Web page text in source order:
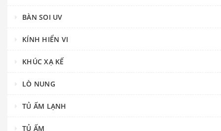
BÀN SOI UV
KÍNH HIỂN VI
KHÚC XẠ KẾ
LÒ NUNG
TỦ ẤM LẠNH
TỦ ẤM